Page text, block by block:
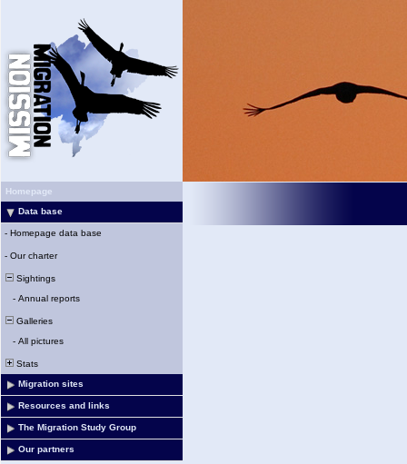
Homepage
Data base
- Homepage data base
- Our charter
Sightings
- Annual reports
Galleries
- All pictures
Stats
Migration sites
Resources and links
The Migration Study Group
Our partners